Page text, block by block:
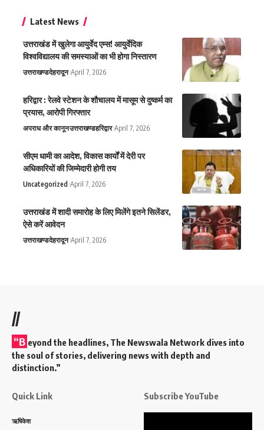
Latest News
उत्तराखंड में खुलेगा आयुर्वेद एम्स! आयुर्वेदिक
विश्वविद्यालय की समस्याओं का भी होगा निस्तारण
उत्तराखण्डदेहरादून April 7, 2026
हरिद्वार : रेलवे स्टेशन के शौचालय में मासूम से दुष्कर्म का
प्रयास, आरोपी गिरफ्तार
अपराध और कानूनउत्तराखण्डहरिद्वार April 7, 2026
सीएम धामी का आदेश, विकास कार्यों में देरी पर
अधिकारियों की जिम्मेदारी होगी तय
Uncategorized April 7, 2026
उत्तराखंड में शादी समारोह के लिए मिलेंगे इतने सिलेंडर,
ऐसे करें आवेदन
उत्तराखण्डदेहरादून April 7, 2026
//
“B eyond the headlines, The Newswala Network dives into
the soul of stories, delivering news with depth and
distinction.”
Quick Link
ऋषिकेश
Subscribe YouTube